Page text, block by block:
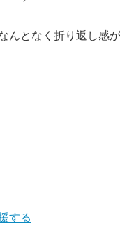
んとなく折り返し感
する